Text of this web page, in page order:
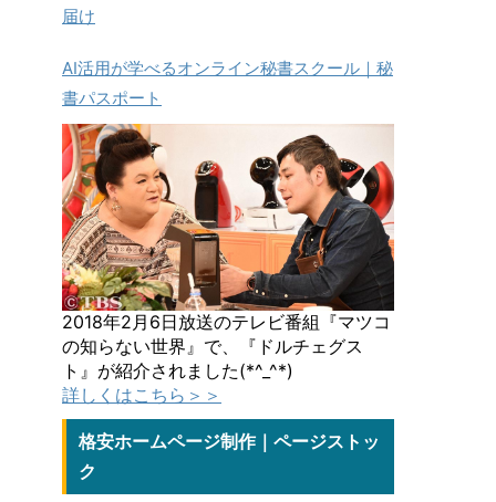
届け
AI活用が学べるオンライン秘書スクール｜秘
書パスポート
2018年2月6日放送のテレビ番組『マツコ
の知らない世界』で、『ドルチェグス
ト』が紹介されました(*^_^*)
詳しくはこちら＞＞
格安ホームページ制作｜ページストッ
ク